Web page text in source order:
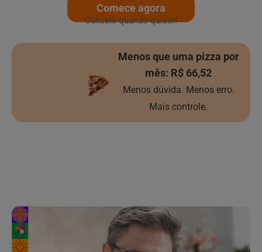
Comece agora
Cancele quando quiser!
Menos que uma pizza por
mês: R$ 66,52
Menos dúvida. Menos erro.
Mais controle.